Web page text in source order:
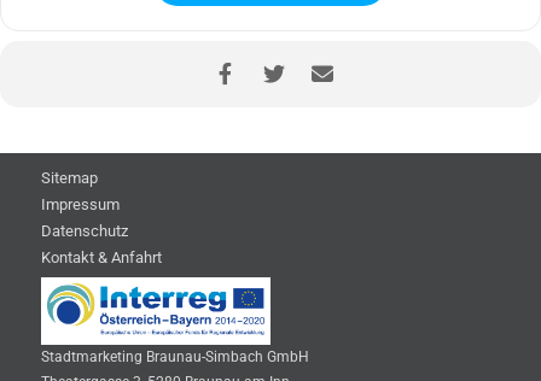
Sitemap
Impressum
Datenschutz
Kontakt & Anfahrt
Stadtmarketing Braunau-Simbach GmbH